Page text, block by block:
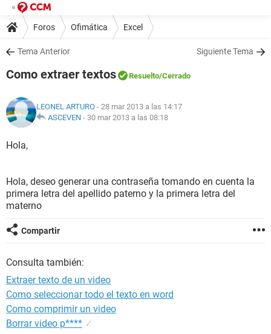
Foros Ofimática Excel
Tema Anterior Siguiente Tema
Como extraer textos Resuelto/Cerrado
LEONEL ARTURO - 28 mar 2013 a las 14:17
ASCEVEN - 30 mar 2013 a las 08:18
Hola,
Hola, deseo generar una contraseña tomando en cuenta la
primera letra del apellido paterno y la primera letra del
materno
Compartir
Consulta también:
Extraer texto de un video
Como seleccionar todo el texto en word
Como comprimir un video
Borrar video p**** ✓